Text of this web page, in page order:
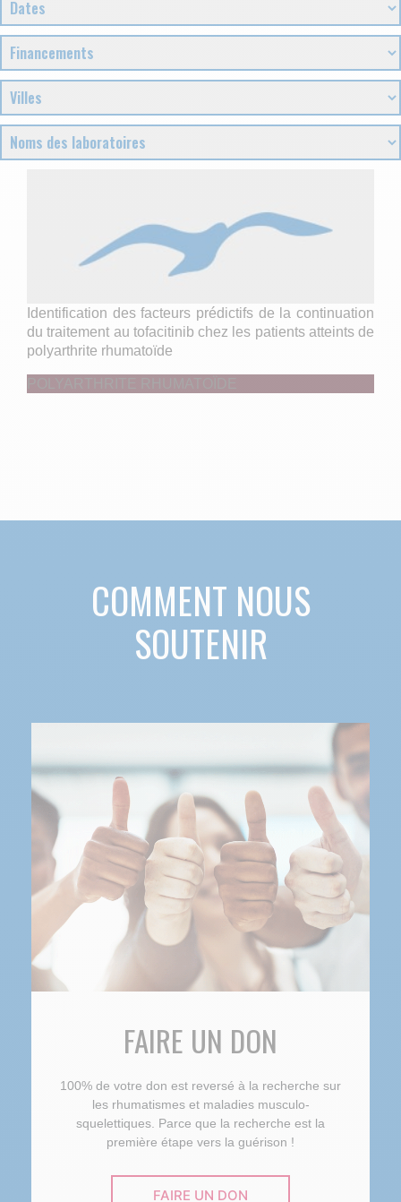
Identification des facteurs prédictifs de la continuation
du traitement au tofacitinib chez les patients atteints de
polyarthrite rhumatoïde
COMMENT NOUS
SOUTENIR
FAIRE UN DON
100% de votre don est reversé à la recherche sur
les rhumatismes et maladies musculo-
squelettiques. Parce que la recherche est la
première étape vers la guérison !
FAIRE UN DON